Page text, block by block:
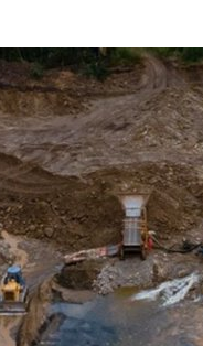
столкнулся с протестами
из-за воды и близости
Геосинтетика на
полигоне: как меняется
инфраструктура
обращения с отходами
Американские экологи
предупредили о
масштабном загрязнении